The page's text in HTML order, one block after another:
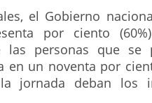
el Gobierno
por ciento
las personas que se
en un noventa por
jornada deban los